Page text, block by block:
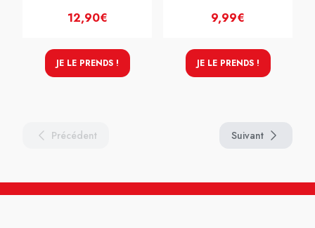
12,90€
JE LE PRENDS !
9,99€
JE LE PRENDS !
Précédent Suivant